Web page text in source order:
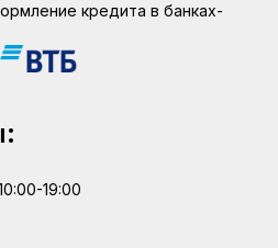
кредита в банках-
19:00